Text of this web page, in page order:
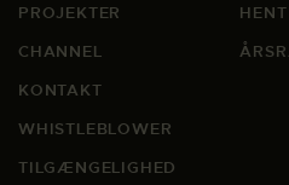
PROJEKTER
CHANNEL
KONTAKT
WHISTLEBLOWER
TILGÆNGELIGHED